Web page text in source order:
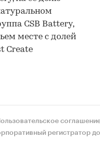
CSB Battery,
месте с долей
Create
регистратор